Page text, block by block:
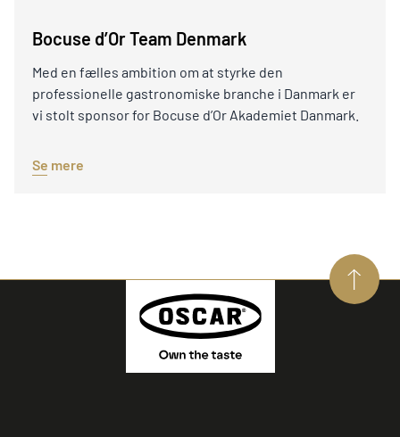
Bocuse d’Or Team Denmark
Med en fælles ambition om at styrke den
professionelle gastronomiske branche i Danmark er
vi stolt sponsor for Bocuse d’Or Akademiet Danmark.
Se mere